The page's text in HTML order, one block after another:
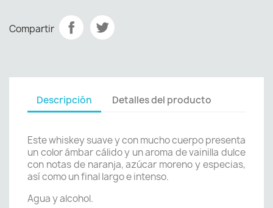
Compartir
Descripción Detalles del producto
Este whiskey suave y con mucho cuerpo presenta
un color ámbar cálido y un aroma de vainilla dulce
con notas de naranja, azúcar moreno y especias,
así como un final largo e intenso.
Agua y alcohol.